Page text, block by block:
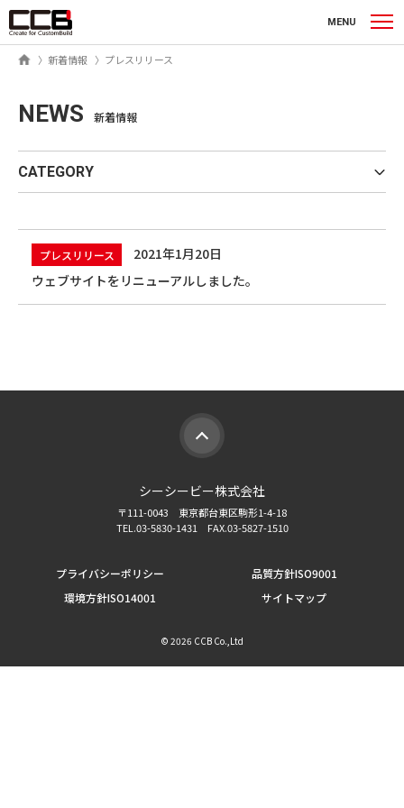
MENU
ホーム新着情報 プレスリリース
NEWS 新着情報
CATEGORY
プレスリリース
2021年1月20日
ウェブサイトをリニューアルしました。
シーシービー株式会社
〒111-0043 東京都台東区駒形1-4-18
TEL.03-5830-1431 FAX.03-5827-1510
プライバシーポリシー
品質方針ISO9001
環境方針ISO14001
サイトマップ
© 2026 CCB Co.,Ltd